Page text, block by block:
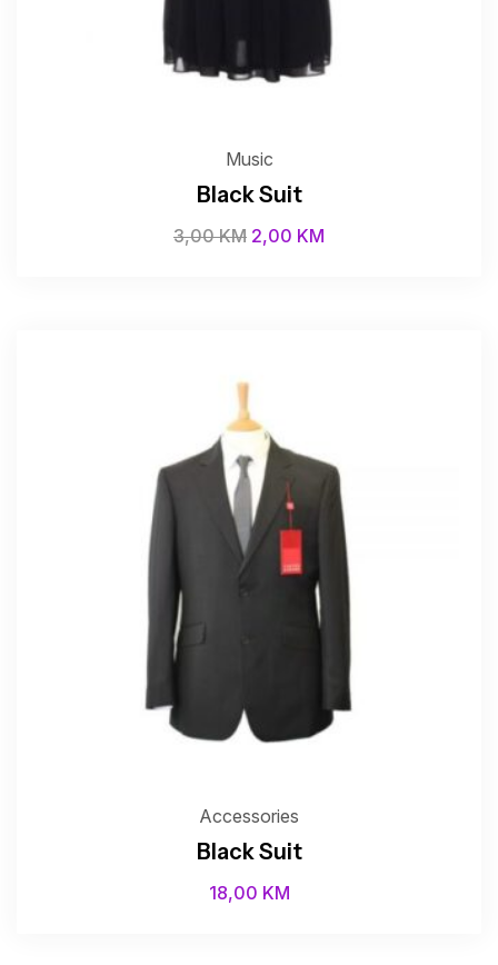
Music
Black Suit
3,00KM 2,00 KM
Accessories
Black Suit
18,00 KM